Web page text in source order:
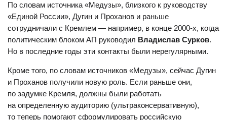
сформировал новый тип молодежи, иной, чем
постмодернистское столичное студенчество. И эти ребята,
прошедшие войну, вольются рано или поздно
в гражданскую жизнь. И тогда молодежи столичных тусовок
не поздоровится», — уверенБагдасарян.
Не меньше он уверен и в том, что «государствами Запада»
управляет «корпоративный центр, мир транснациональных
корпораций, глобальная система олигархата».
По словам источника «Медузы», близкого к руководству
«Единой России», Дугин и Проханов и раньше
сотрудничали с Кремлем — например, в конце 2000-х, когда
политическим блоком АП руководил Владислав Сурков.
Но в последние годы эти контакты были нерегулярными.
Кроме того, по словам источников «Медузы», сейчас Дугин
и Проханов получили новую роль. Если раньше они,
по задумке Кремля, должны были работать
на определенную аудиторию (ультраконсервативную),
то теперь помогают сформулировать российскую